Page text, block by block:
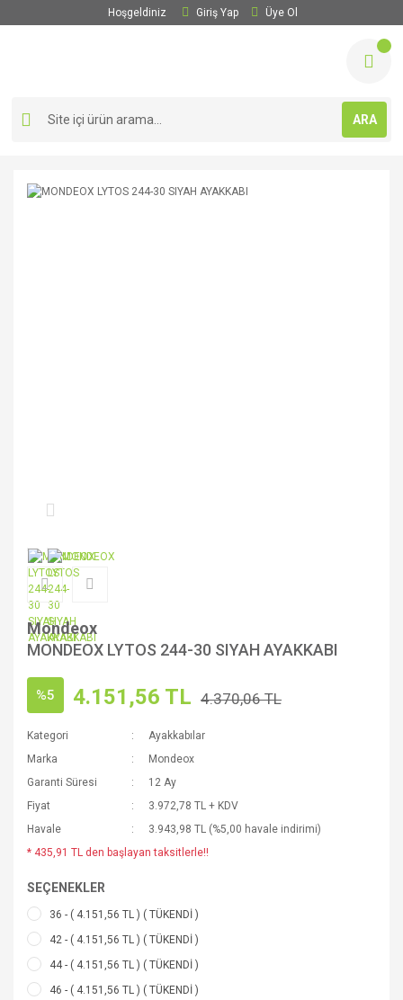
Hoşgeldiniz Giriş Yap Üye Ol
ARA
Mondeox
MONDEOX LYTOS 244-30 SIYAH AYAKKABI
%5 4.151,56 TL 4.370,06 TL
Kategori
Ayakkabılar
Marka
Mondeox
Garanti Süresi
12 Ay
Fiyat
3.972,78 TL + KDV
Havale
3.943,98 TL (%5,00 havale indirimi)
* 435,91 TL den başlayan taksitlerle!!
SEÇENEKLER
36 - ( 4.151,56 TL ) ( TÜKENDİ )
42 - ( 4.151,56 TL ) ( TÜKENDİ )
44 - ( 4.151,56 TL ) ( TÜKENDİ )
46 - ( 4.151,56 TL ) ( TÜKENDİ )